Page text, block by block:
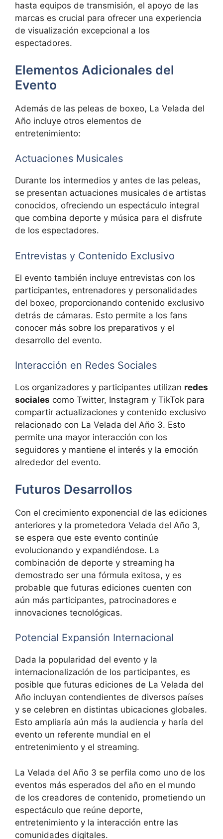
hasta equipos de transmisión, el apoyo de las
marcas es crucial para ofrecer una experiencia
de visualización excepcional a los
espectadores.
Elementos Adicionales del
Evento
Además de las peleas de boxeo, La Velada del
Año incluye otros elementos de
entretenimiento:
Actuaciones Musicales
Durante los intermedios y antes de las peleas,
se presentan actuaciones musicales de artistas
conocidos, ofreciendo un espectáculo integral
que combina deporte y música para el disfrute
de los espectadores.
Entrevistas y Contenido Exclusivo
El evento también incluye entrevistas con los
participantes, entrenadores y personalidades
del boxeo, proporcionando contenido exclusivo
detrás de cámaras. Esto permite a los fans
conocer más sobre los preparativos y el
desarrollo del evento.
Interacción en Redes Sociales
Los organizadores y participantes utilizan redes
sociales como Twitter, Instagram y TikTok para
compartir actualizaciones y contenido exclusivo
relacionado con La Velada del Año 3. Esto
permite una mayor interacción con los
seguidores y mantiene el interés y la emoción
alrededor del evento.
Futuros Desarrollos
Con el crecimiento exponencial de las ediciones
anteriores y la prometedora Velada del Año 3,
se espera que este evento continúe
evolucionando y expandiéndose. La
combinación de deporte y streaming ha
demostrado ser una fórmula exitosa, y es
probable que futuras ediciones cuenten con
aún más participantes, patrocinadores e
innovaciones tecnológicas.
Potencial Expansión Internacional
Dada la popularidad del evento y la
internacionalización de los participantes, es
posible que futuras ediciones de La Velada del
Año incluyan contendientes de diversos países
y se celebren en distintas ubicaciones globales.
Esto ampliaría aún más la audiencia y haría del
evento un referente mundial en el
entretenimiento y el streaming.
La Velada del Año 3 se perfila como uno de los
eventos más esperados del año en el mundo
de los creadores de contenido, prometiendo un
espectáculo que reúne deporte,
entretenimiento y la interacción entre las
comunidades digitales.